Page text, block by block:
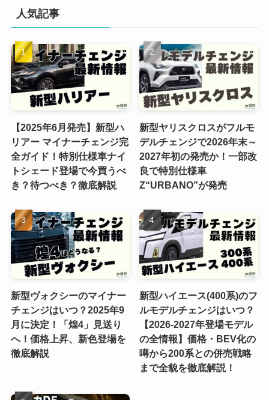
ー
人気記事
【2025年6月発売】新型ハ
リアー マイナーチェンジ完
全ガイド！特別仕様車ナイ
トシェード登場で今買うべ
き？待つべき？徹底解説
新型ヤリスクロスがフルモ
デルチェンジで2026年末～
2027年初の発売か！一部改
良で特別仕様車
Z“URBANO”が発売
新型ヴォクシーのマイナー
チェンジはいつ？2025年9
月に決定！「煌4」見送り
へ！価格上昇、新色登場を
徹底解説
新型ハイエース(400系)のフ
ルモデルチェンジはいつ？
【2026-2027年登場モデル
の全情報】価格・BEV化の
噂から200系との併売戦略
まで全貌を徹底解説！